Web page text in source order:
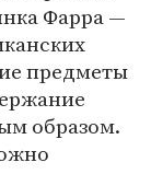
Фарра —
предметы
образом.